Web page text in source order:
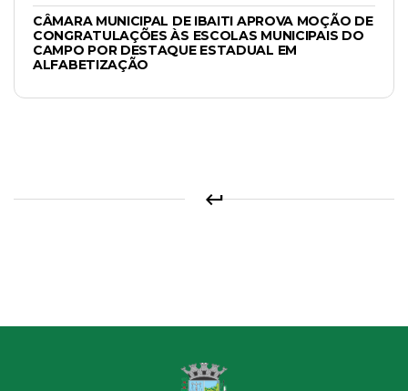
CÂMARA MUNICIPAL DE IBAITI APROVA MOÇÃO DE
CONGRATULAÇÕES ÀS ESCOLAS MUNICIPAIS DO
CAMPO POR DESTAQUE ESTADUAL EM
ALFABETIZAÇÃO
keyboard_return